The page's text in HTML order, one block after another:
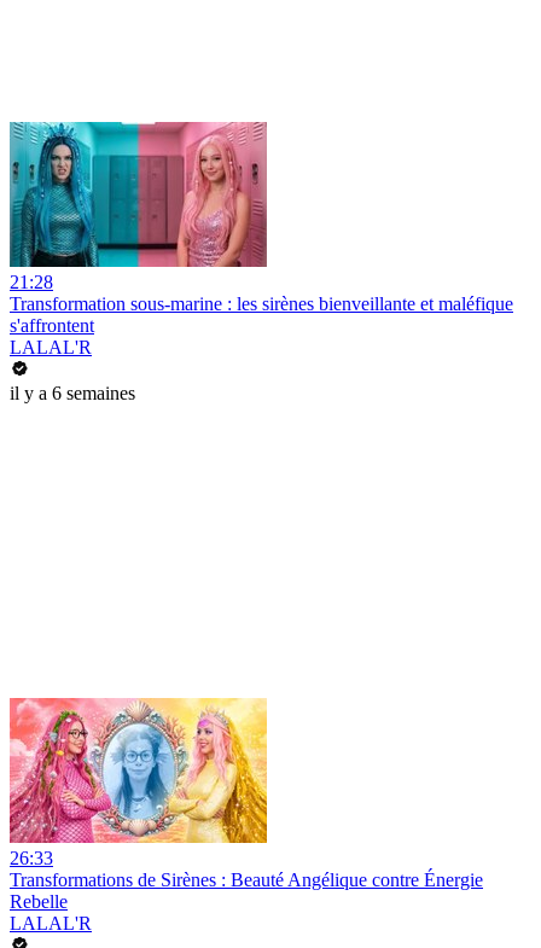
21:28
Transformation sous-marine : les sirènes bienveillante et maléfique
s'affrontent
LALAL'R
il y a 6 semaines
26:33
Transformations de Sirènes : Beauté Angélique contre Énergie
Rebelle
LALAL'R